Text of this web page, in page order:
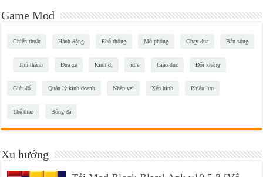
Game Mod
Chiến thuật Hành động Phổ thông Mô phỏng Chạy đua Bắn súng
Thủ thành Đua xe Kinh dị idle Giáo dục Đối kháng
Giải đố Quản lý kinh doanh Nhập vai Xếp hình Phiêu lưu
Thể thao Bóng đá
Xu hướng